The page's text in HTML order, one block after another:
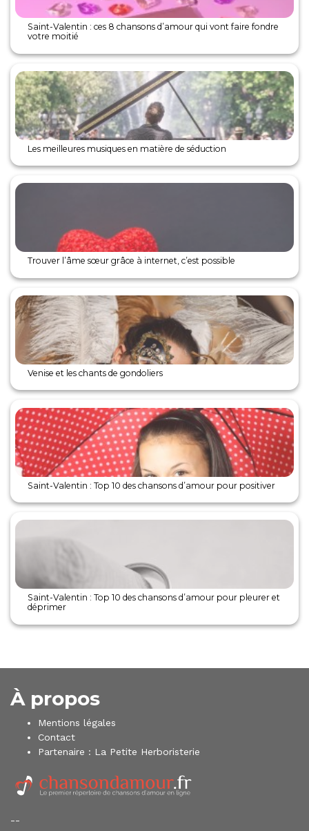
Saint-Valentin : ces 8 chansons d’amour qui vont faire fondre
votre moitié
Les meilleures musiques en matière de séduction
Trouver l’âme sœur grâce à internet, c’est possible
Venise et les chants de gondoliers
Saint-Valentin : Top 10 des chansons d’amour pour positiver
Saint-Valentin : Top 10 des chansons d’amour pour pleurer et
déprimer
À propos
Mentions légales
Contact
Partenaire : La Petite Herboristerie
--